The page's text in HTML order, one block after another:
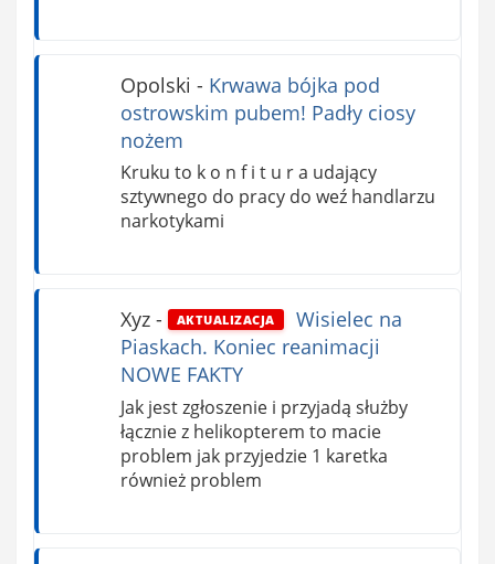
Opolski - Krwawa bójka pod
ostrowskim pubem! Padły ciosy
nożem
Kruku to k o n f i t u r a udający
sztywnego do pracy do weź handlarzu
narkotykami
Xyz- AKTUALIZACJA
Wisielec na
Piaskach. Koniec reanimacji
NOWE FAKTY
Jak jest zgłoszenie i przyjadą służby
łącznie z helikopterem to macie
problem jak przyjedzie 1 karetka
również problem